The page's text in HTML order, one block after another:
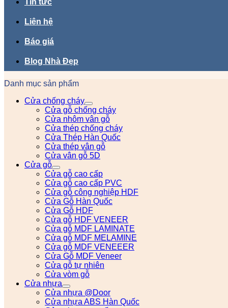
Tin tức
Liên hệ
Báo giá
Blog Nhà Đẹp
Danh mục sản phẩm
Cửa chống cháy
Cửa gỗ chống cháy
Cửa nhôm vân gỗ
Cửa thép chống cháy
Cửa Thép Hàn Quốc
Cửa thép vân gỗ
Cửa vân gỗ 5D
Cửa gỗ
Cửa gỗ cao cấp
Cửa gỗ cao cấp PVC
Cửa gỗ công nghiệp HDF
Cửa Gỗ Hàn Quốc
Cửa Gỗ HDF
Cửa gỗ HDF VENEER
Cửa gỗ MDF LAMINATE
Cửa gỗ MDF MELAMINE
Cửa gỗ MDF VENEEER
Cửa Gỗ MDF Veneer
Cửa gỗ tự nhiên
Cửa vòm gỗ
Cửa nhựa
Cửa nhựa @Door
Cửa nhựa ABS Hàn Quốc